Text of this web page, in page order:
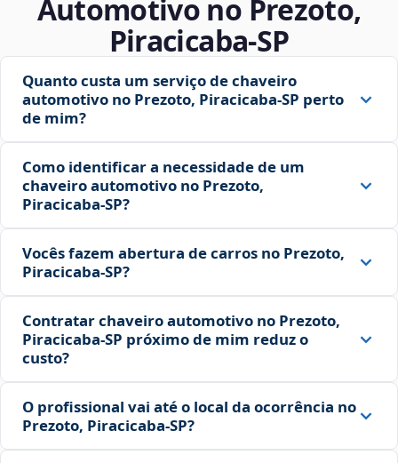
Automotivo no Prezoto,
Piracicaba‑SP
Quanto custa um serviço de chaveiro
automotivo no Prezoto, Piracicaba‑SP perto
de mim?
Como identificar a necessidade de um
chaveiro automotivo no Prezoto,
Piracicaba‑SP?
Vocês fazem abertura de carros no Prezoto,
Piracicaba‑SP?
Contratar chaveiro automotivo no Prezoto,
Piracicaba‑SP próximo de mim reduz o
custo?
O profissional vai até o local da ocorrência no
Prezoto, Piracicaba‑SP?